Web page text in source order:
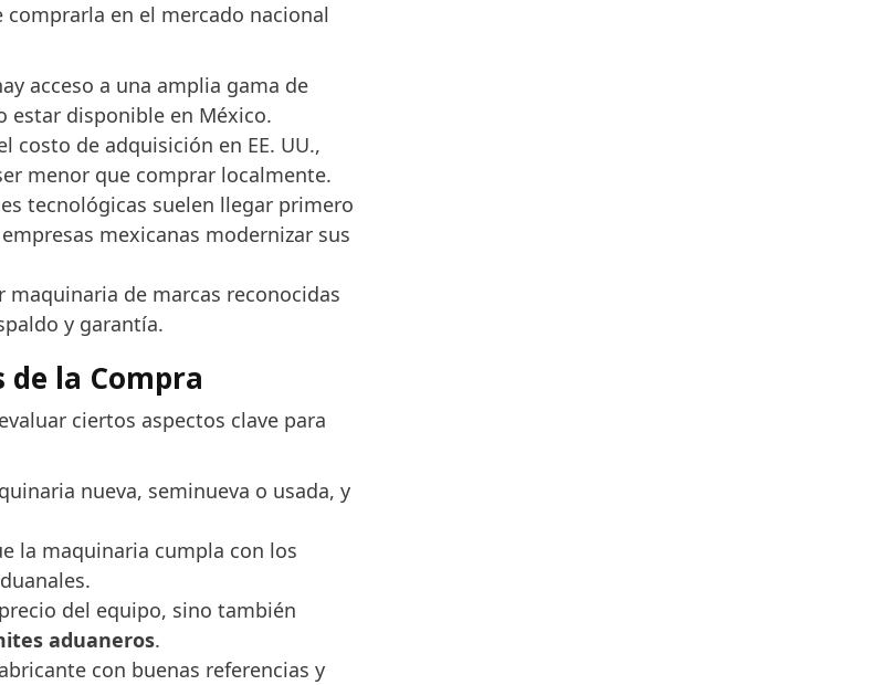
en el mercado nacional
acceso a una amplia gama de
estar disponible en México.
costo de adquisición en EE. UU.,
menor que comprar localmente.
tecnológicas suelen llegar primero
mexicanas modernizar sus
maquinaria de marcas reconocidas
y garantía.
de la Compra
ciertos aspectos clave para
nueva, seminueva o usada, y
la maquinaria cumpla con los
del equipo, sino también
aduaneros.
con buenas referencias y